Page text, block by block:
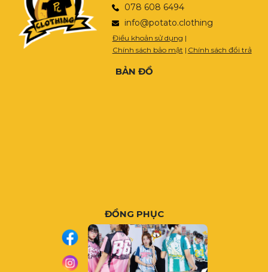
078 608 6494
info@potato.clothing
Điều khoản sử dụng |
Chính sách bảo mật | Chính sách đổi trả
BẢN ĐỒ
ĐỒNG PHỤC